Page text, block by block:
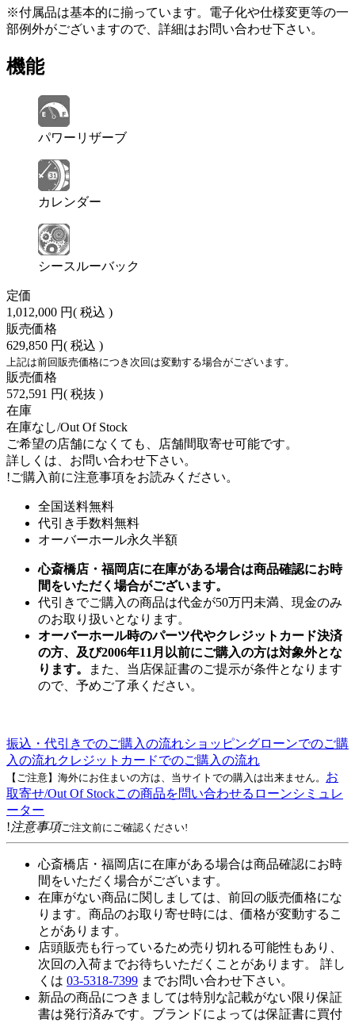
※付属品は基本的に揃っています。電子化や仕様変更等の一
部例外がございますので、詳細はお問い合わせ下さい。
機能
パワーリザーブ
カレンダー
シースルーバック
定価
1,012,000 円( 税込 )
販売価格
629,850 円( 税込 )
上記は前回販売価格につき次回は変動する場合がございます。
販売価格
572,591 円( 税抜 )
在庫
在庫なし/Out Of Stock
ご希望の店舗になくても、店舗間取寄せ可能です。
詳しくは、お問い合わせ下さい。
!ご購入前に注意事項をお読みください。
全国送料無料
代引き手数料無料
オーバーホール永久半額
心斎橋店・福岡店に在庫がある場合は商品確認にお時
間をいただく場合がございます。
代引きでご購入の商品は代金が50万円未満、現金のみ
のお取り扱いとなります。
オーバーホール時のパーツ代やクレジットカード決済
の方、及び2006年11月以前にご購入の方は対象外とな
ります。
また、当店保証書のご提示が条件となります
ので、予めご了承ください。
振込・代引きでのご購入の流れショッピングローンでのご購
入の流れクレジットカードでのご購入の流れ
【ご注意】海外にお住まいの方は、当サイトでの購入は出来ません。 お
取寄せ/Out Of Stockこの商品を問い合わせる ローンシミュレ
ーター
!注意事項ご注文前にご確認ください!
心斎橋店・福岡店に在庫がある場合は商品確認にお時
間をいただく場合がございます。
在庫がない商品に関しましては、前回の販売価格にな
ります。商品のお取り寄せ時には、価格が変動するこ
とがあります。
店頭販売も行っているため売り切れる可能性もあり、
次回の入荷までお待ちいただくことがあります。 詳し
くは 03-5318-7399 までお問い合わせ下さい。
新品の商品につきましては特別な記載がない限り保証
書は発行済みです。ブランドによっては保証書に買付